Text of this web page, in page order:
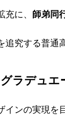
に、 師弟同
究する普通
デュエ
ンの実現を